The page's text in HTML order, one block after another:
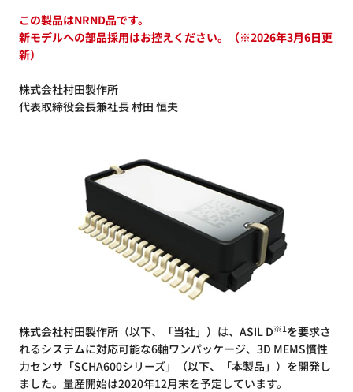
この製品はNRND品です。
新モデルへの部品採用はお控えください。（※2026年3月6日更
新）
株式会社村田製作所
代表取締役会長兼社長 村田 恒夫
株式会社村田製作所（以下、「当社」）は、ASIL D※1 を要求さ
れるシステムに対応可能な6軸ワンパッケージ、3D MEMS慣性
力センサ「SCHA600シリーズ」（以下、「本製品」）を開発し
ました。量産開始は2020年12月末を予定しています。